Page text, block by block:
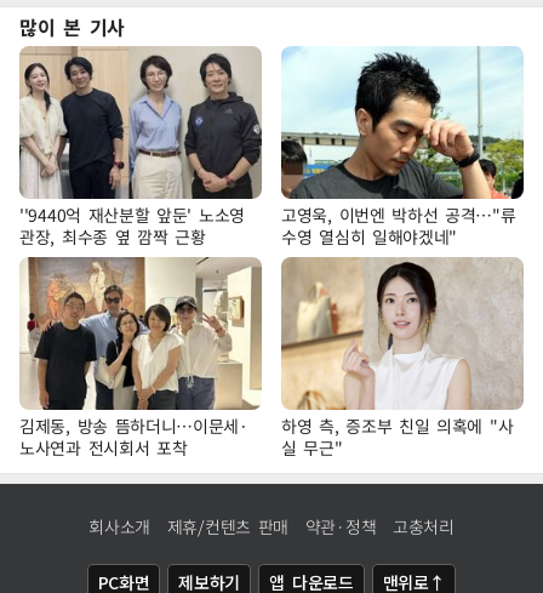
많이 본 기사
''9440억 재산분할 앞둔' 노소영
관장, 최수종 옆 깜짝 근황
고영욱, 이번엔 박하선 공격…"류
수영 열심히 일해야겠네"
김제동, 방송 뜸하더니…이문세·
노사연과 전시회서 포착
하영 측, 증조부 친일 의혹에 "사
실 무근"
회사소개 제휴/컨텐츠 판매 약관·정책 고충처리
PC화면 제보하기 앱 다운로드 맨위로↑